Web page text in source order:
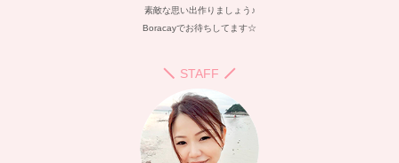
素敵な思い出作りましょう♪
Boracayでお待ちしてます☆
STAFF